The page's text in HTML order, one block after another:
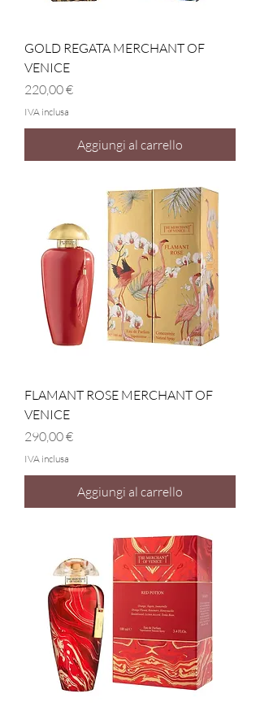
GOLD REGATA MERCHANT OF
VENICE
Prezzo
220,00 €
IVA inclusa
Aggiungi al carrello
FLAMANT ROSE MERCHANT OF
VENICE
Prezzo
290,00 €
IVA inclusa
Aggiungi al carrello